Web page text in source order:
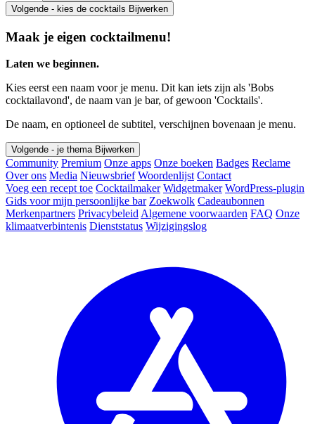
Volgende - kies de cocktails Bijwerken
Maak je eigen cocktailmenu!
Laten we beginnen.
Kies eerst een naam voor je menu. Dit kan iets zijn als 'Bobs
cocktailavond', de naam van je bar, of gewoon 'Cocktails'.
De naam, en optioneel de subtitel, verschijnen bovenaan je menu.
Volgende - je thema Bijwerken
Community Premium Onze apps Onze boeken Badges Reclame
Over ons Media Nieuwsbrief Woordenlijst Contact
Voeg een recept toe Cocktailmaker Widgetmaker WordPress-plugin
Gids voor mijn persoonlijke bar Zoekwolk Cadeaubonnen
Merkenpartners Privacybeleid Algemene voorwaarden FAQ Onze
klimaatverbintenis Dienststatus Wijzigingslog